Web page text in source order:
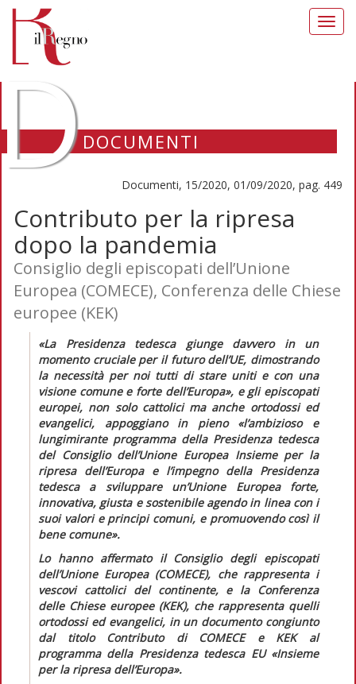
DOCUMENTI
Documenti, 15/2020, 01/09/2020, pag. 449
Contributo per la ripresa
dopo la pandemia
Consiglio degli episcopati dell’Unione
Europea (COMECE), Conferenza delle Chiese
europee (KEK)
«La Presidenza tedesca giunge davvero in un
momento cruciale per il futuro dell’UE, dimostrando
la necessità per noi tutti di stare uniti e con una
visione comune e forte dell’Europa», e gli episcopati
europei, non solo cattolici ma anche ortodossi ed
evangelici, appoggiano in pieno «l’ambizioso e
lungimirante programma della Presidenza tedesca
del Consiglio dell’Unione Europea Insieme per la
ripresa dell’Europae l’impegno della Presidenza
tedesca a sviluppare un’Unione Europea forte,
innovativa, giusta e sostenibile agendo in linea con i
suoi valori e principi comuni, e promuovendo così il
bene comune».
Lo hanno affermato il Consiglio degli episcopati
dell’Unione Europea (COMECE), che rappresenta i
vescovi cattolici del continente, e la Conferenza
delle Chiese europee (KEK), che rappresenta quelli
ortodossi ed evangelici, in un documento congiunto
dal titolo Contributo di COMECE e KEK al
programma della Presidenza tedesca EU «Insieme
per la ripresa dell’Europa».